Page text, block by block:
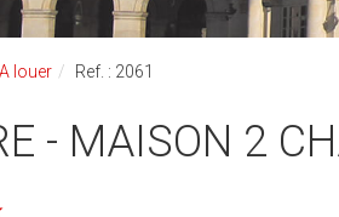
A louer Ref. : 2061
- MAISON 2